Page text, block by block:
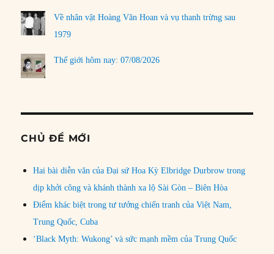
Về nhân vật Hoàng Văn Hoan và vụ thanh trừng sau
1979
Thế giới hôm nay: 07/08/2026
CHỦ ĐỀ MỚI
Hai bài diễn văn của Đại sứ Hoa Kỳ Elbridge Durbrow trong
dịp khởi công và khánh thành xa lộ Sài Gòn – Biên Hòa
Điểm khác biệt trong tư tưởng chiến tranh của Việt Nam,
Trung Quốc, Cuba
‘Black Myth: Wukong’ và sức mạnh mềm của Trung Quốc